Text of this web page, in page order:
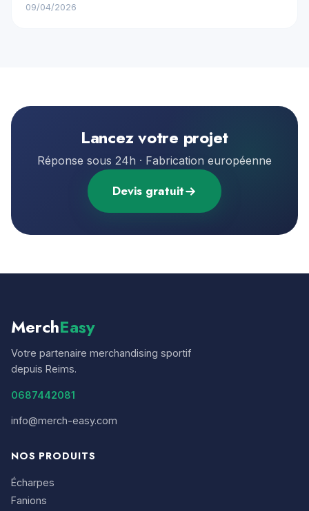
09/04/2026
Lancez votre projet
Réponse sous 24h · Fabrication européenne
Devis gratuit
MerchEasy
Votre partenaire merchandising sportif
depuis Reims.
0687442081
info@merch-easy.com
NOS PRODUITS
Écharpes
Fanions